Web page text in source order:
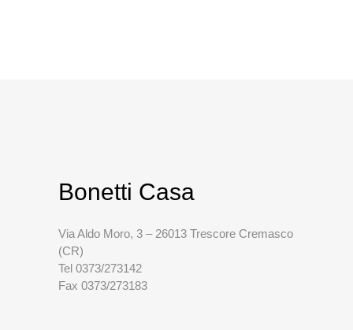
Bonetti Casa
Via Aldo Moro, 3 – 26013 Trescore Cremasco
(CR)
Tel 0373/273142
Fax 0373/273183